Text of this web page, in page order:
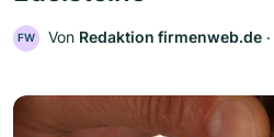
FW Von Redaktion firmenweb.de ‧